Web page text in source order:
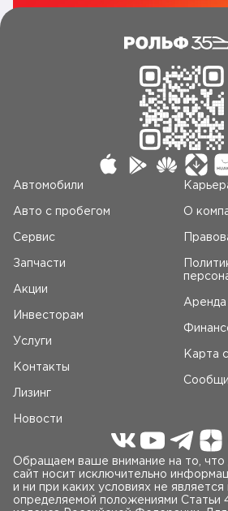
Автомобили
Авто c пробегом
Сервис
Запчасти
Акции
Инвесторам
Услуги
Контакты
Лизинг
Новости
О
Аренда
Карта
Обращаем ваше внимание на то, что
сайт носит исключительно
и ни при каких условиях не
определяемой положениями Статьи